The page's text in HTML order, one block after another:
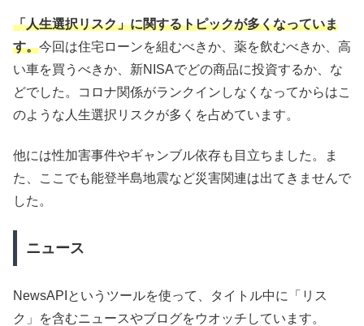
「人生選択リスク」に関するトピックが多くなっていま
す。今回は住宅ローンを組むべきか、薬を飲むべきか、高
い車を買うべきか、新NISAでどの商品に投資するか、な
どでした。コロナ関係がランクインしなくなってからはこ
のような人生選択リスクが多くを占めています。
他には性加害事件やギャンブル依存も目立ちました。ま
た、ここでも能登半島地震など災害関連は出てきませんで
した。
ニュース
NewsAPIというツールを使って、タイトル中に「リス
ク」を含むニュースやブログをウオッチしています。